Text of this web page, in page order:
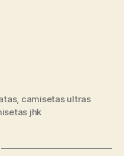
, camisetas ultras
jhk